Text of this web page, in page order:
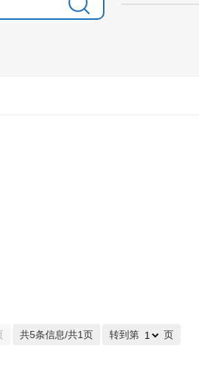
共5条信息/共1页 转到第 页